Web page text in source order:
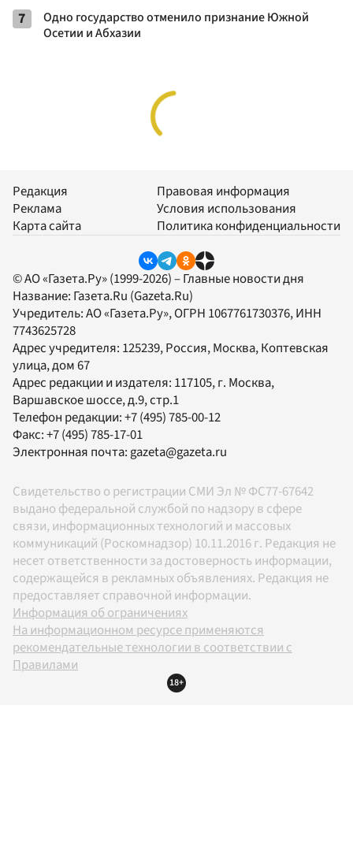
7
Одно государство отменило признание Южной
Осетии и Абхазии
Редакция
Реклама
Карта сайта
Правовая информация
Условия использования
Политика конфиденциальности
© АО «Газета.Ру» (1999-2026) – Главные новости дня
Название: Газета.Ru (Gazeta.Ru)
Учредитель:АО «Газета.Ру», ОГРН 1067761730376, ИНН
7743625728
Адрес учредителя: 125239, Россия, Москва, Коптевская
улица, дом 67
Адрес редакции и издателя: 117105, г. Москва,
Варшавское шоссе, д.9, стр.1
Телефон редакции:+7 (495) 785-00-12
Факс:+7 (495) 785-17-01
Электронная почта: gazeta@gazeta.ru
Свидетельство о регистрации СМИ Эл № ФС77-67642
выдано федеральной службой по надзору в сфере
связи, информационных технологий и массовых
коммуникаций (Роскомнадзор) 10.11.2016 г. Редакция не
несет ответственности за достоверность информации,
содержащейся в рекламных объявлениях. Редакция не
предоставляет справочной информации.
Информация об ограничениях
На информационном ресурсе применяются
рекомендательные технологии в соответствии с
Правилами
18+